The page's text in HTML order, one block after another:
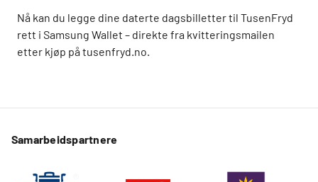
Nå kan du legge dine daterte dagsbilletter til TusenFryd
rett i Samsung Wallet – direkte fra kvitteringsmailen
etter kjøp på tusenfryd.no.
Samarbeidspartnere